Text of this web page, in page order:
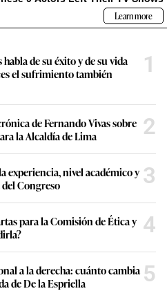
de su éxito y de su vida
el sufrimiento también
1
de Fernando Vivas sobre
la Alcaldía de Lima
2
experiencia, nivel académico y
Congreso
3
para la Comisión de Ética y 4
a la derecha: cuánto cambia
de De la Espriella
5